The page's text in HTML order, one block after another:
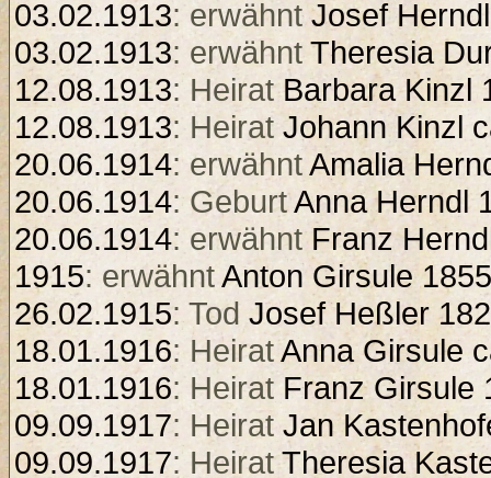
03.02.1913: erwähntJosef
03.02.1913: erwähnt Theresia
12.08.1913: HeiratBarbara Kinzl
12.08.1913: HeiratJohann Kinzl
20.06.1914: erwähntAmalia
20.06.1914: GeburtAnna Herndl
20.06.1914: erwähntFranz
1915: erwähntAnton Girsule 1855
26.02.1915: Tod Josef Heßler
18.01.1916: HeiratAnna Girsule
18.01.1916: Heirat Franz Girsule
09.09.1917: Heirat Jan
09.09.1917: HeiratTheresia